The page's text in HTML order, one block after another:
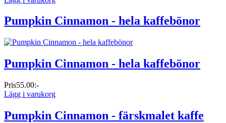
Pumpkin Cinnamon - hela kaffebönor
Pumpkin Cinnamon - hela kaffebönor
Pris55.00:-
Lägg i varukorg
Pumpkin Cinnamon - färskmalet kaffe